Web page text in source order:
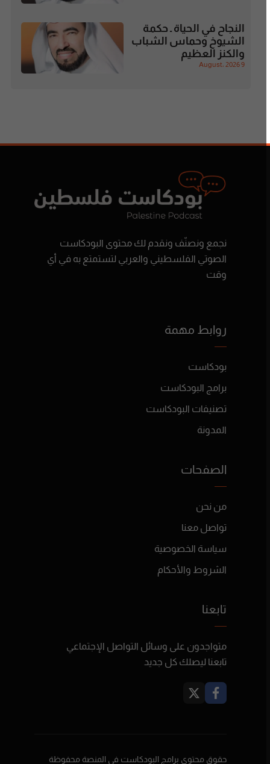
النجاح في الحياة ـ حكمة
الشيوخ وحماس الشباب
والكنز العظيم
9 August، 2026
نجمع ونصنّف ونقدم لك محتوى البودكاست
الصوتي الفلسطيني والعربي لتستمتع به في أي
وقت
روابط مهمة
بودكاست
برامج البودكاست
تصنيفات البودكاست
المدونة
الصفحات
من نحن
تواصل معنا
سياسة الخصوصية
الشروط والأحكام
تابعنا
متواجدون على وسائل التواصل الإجتماعي
تابعنا ليصلك كل جديد
حقوق محتوى برامج البودكاست في المنصة محفوظة